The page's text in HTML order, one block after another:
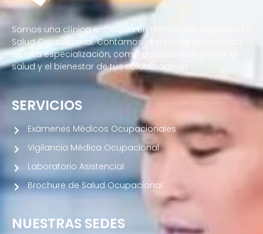
Somos una clínica enfocada en Prevención, Seguridad y
Salud Ocupacional. Contamos con un equipo médico
de alta especialización, comprometido con cuidar la
salud y el bienestar de tus colaboradores.
NUESTRAS SEDES
SERVICIOS
Exámenes Médicos Ocupacionales
Vigilancia Médica Ocupacional
Laboratorio Asistencial
Brochure de Salud Ocupacional